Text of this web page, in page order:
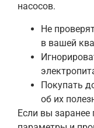
насосов.
Не
в вашей
Покупать
об их
Если вы заранее